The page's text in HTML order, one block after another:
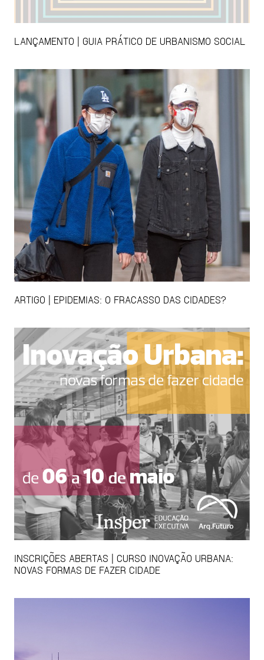
LANÇAMENTO | GUIA PRÁTICO DE URBANISMO SOCIAL
ARTIGO | EPIDEMIAS: O FRACASSO DAS CIDADES?
INSCRIÇÕES ABERTAS | CURSO INOVAÇÃO URBANA:
NOVAS FORMAS DE FAZER CIDADE